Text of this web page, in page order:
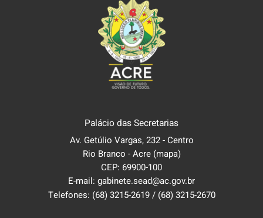
Palácio das Secretarias
Av. Getúlio Vargas, 232 - Centro
Rio Branco - Acre (mapa)
CEP: 69900-100
E-mail: gabinete.sead@ac.gov.br
Telefones: (68) 3215-2619/ (68) 3215-2670